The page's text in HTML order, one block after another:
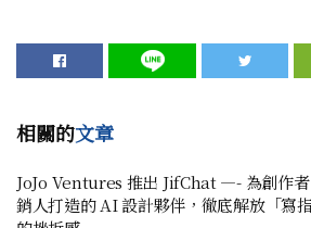
相關的文章
JoJo Ventures 推出 JifChat —- 為創作
銷人打造的 AI 設計夥伴，徹底解放「寫指